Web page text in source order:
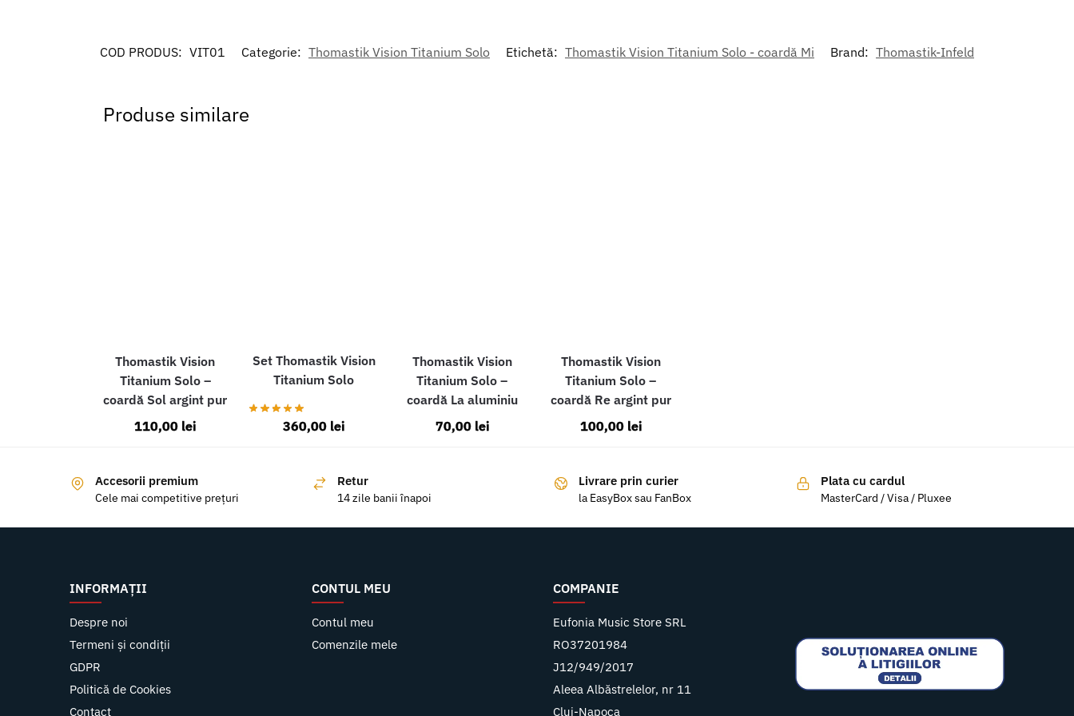
COD PRODUS: VIT01 Categorie: Thomastik Vision Titanium Solo Etichetă: Thomastik Vision Titanium Solo - coardă Mi Brand: Thomastik-Infeld
Produse similare
Thomastik Vision
Titanium Solo –
coardă Sol argint pur
110,00 lei
Set Thomastik Vision
Titanium Solo
360,00 lei
Thomastik Vision
Titanium Solo –
coardă La aluminiu
70,00 lei
Thomastik Vision
Titanium Solo –
coardă Re argint pur
100,00 lei
Accesorii premium
Cele mai competitive prețuri
Retur
14 zile banii înapoi
Livrare prin curier
la EasyBox sau FanBox
Plata cu cardul
MasterCard / Visa / Pluxee
INFORMAȚII
Despre noi
Termeni și condiții
GDPR
Politică de Cookies
Contact
CONTUL MEU
Contul meu
Comenzile mele
COMPANIE
Eufonia Music Store SRL
RO37201984
J12/949/2017
Aleea Albăstrelelor, nr 11
Cluj-Napoca